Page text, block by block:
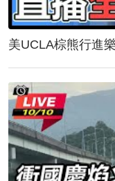
美UCLA棕熊行進